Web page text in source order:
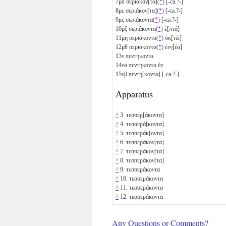
8με σεριάκον[τα](*) [-ca.?-]
9μϛ σεριάκοντα(*) [-ca.?-]
10μζ σεριάκοντα(*) ἑ[πτά]
11 μη σεριάκοντα(*) ὀκ̣[τώ]
12μθ σεριάκοντα(*) ἐνν̣[έα]
13ν πεντήκοντα
14να πεντήκοντα̣ ἕ̣ν̣
15νβ πεντ̣ή̣[κοντα] [-ca.?-]
Apparatus
^ 3. τεσσερ[άκοντα]
^ 4. τεσσερά[κοντα]
^ 5. τεσσεράκ[οντα]
^ 6. τεσσεράκον[τα]
^ 7. τεσσεράκον[τα]
^ 8. τεσσεράκον[τα]
^ 9. τεσσεράκοντα
^ 10. τεσσεράκοντα
^ 11. τεσσεράκοντα
^ 12. τεσσεράκοντα
Any Questions or Comments?